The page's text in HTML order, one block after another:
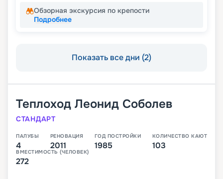
Обзорная экскурсия по крепости
Подробнее
Показать все дни (2)
Теплоход Леонид Соболев
СТАНДАРТ
ПАЛУБЫ
4
РЕНОВАЦИЯ
2011
ГОД ПОСТРОЙКИ
1985
КОЛИЧЕСТВО КАЮТ
103
ВМЕСТИМОСТЬ (ЧЕЛОВЕК)
272